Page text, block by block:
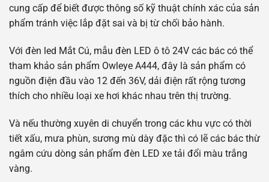
cung cấp để biết được thông số kỹ thuật chính xác của sản
phẩm tránh việc lắp đặt sai và bị từ chối bảo hành.
Với đèn led Mắt Cú, mẫu đèn LED ô tô 24V các bác có thể
tham khảo sản phẩm Owleye A444, đây là sản phẩm có
nguồn điện đầu vào 12 đến 36V, dải điện rất rộng tương
thích cho nhiều loại xe hơi khác nhau trên thị trường.
Và nếu thường xuyên di chuyển trong các khu vực có thời
tiết xấu, mưa phùn, sương mù dày đặc thì có lẽ các bác thừ
ngâm cứu dòng sản phẩm đèn LED xe tải đổi màu trắng
vàng.